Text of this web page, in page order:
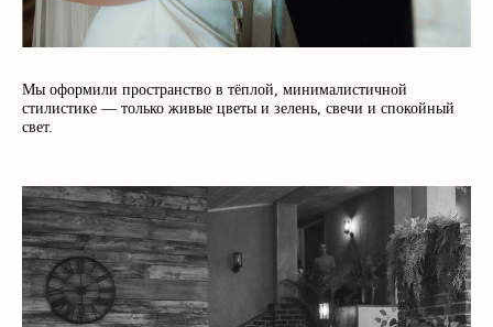
Мы оформили пространство в тёплой, минималистичной
стилистике — только живые цветы и зелень, свечи и спокойный
свет.